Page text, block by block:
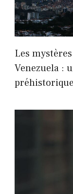
Les
Venezuela :
préhistorique